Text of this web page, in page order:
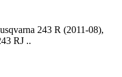
243 R (2011-08),
RJ ..